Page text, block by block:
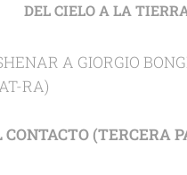
DEL CIELO A LA
A GIORGIO
RA)
CONTACTO (TERCERA